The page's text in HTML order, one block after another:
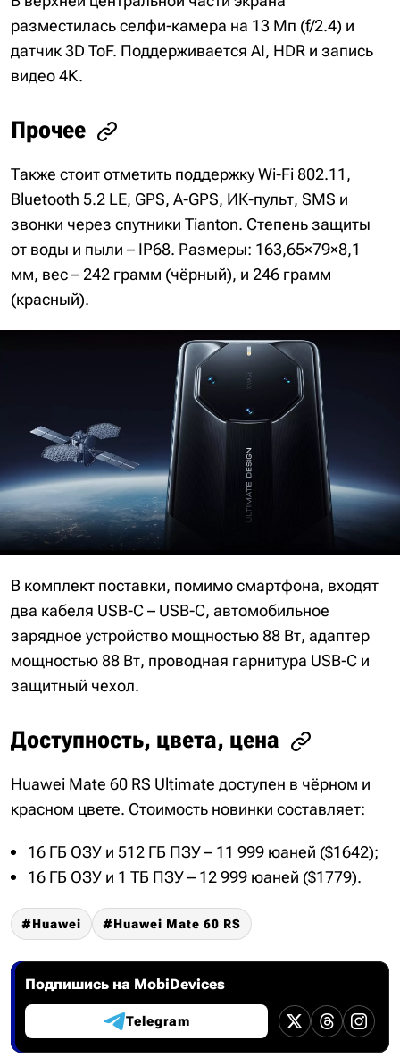
разместилась селфи-камера на 13 Мп (f/2.4) и
датчик 3D ToF. Поддерживается AI, HDR и запись
видео 4K.
Прочее
Также стоит отметить поддержку Wi-Fi 802.11,
Bluetooth 5.2 LE, GPS, A-GPS, ИК-пульт, SMS и
звонки через спутники Tianton. Степень защиты
от воды и пыли – IP68. Размеры: 163,65×79×8,1
мм, вес – 242 грамм (чёрный), и 246 грамм
(красный).
В комплект поставки, помимо смартфона, входят
два кабеля USB-C – USB-C, автомобильное
зарядное устройство мощностью 88 Вт, адаптер
мощностью 88 Вт, проводная гарнитура USB-C и
защитный чехол.
Доступность, цвета, цена
Huawei Mate 60 RS Ultimate доступен в чёрном и
красном цвете. Стоимость новинки составляет:
16 ГБ ОЗУ и 512 ГБ ПЗУ – 11 999 юаней ($1642);
16 ГБ ОЗУ и 1 ТБ ПЗУ – 12 999 юаней ($1779).
Huawei Huawei Mate 60 RS
Подпишись на MobiDevices
Telegram